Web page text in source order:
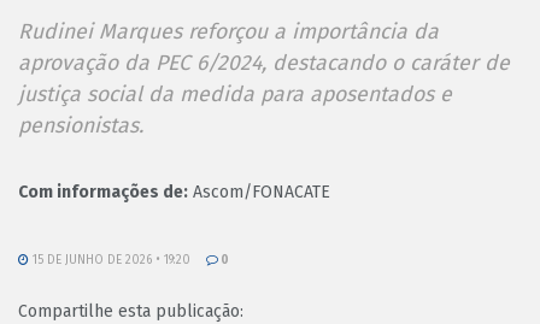
Rudinei Marques reforçou a importância da
aprovação da PEC 6/2024, destacando o caráter de
justiça social da medida para aposentados e
pensionistas.
Com informações de: Ascom/FONACATE
15 DE JUNHO DE 2026 • 19:20 0
Compartilhe esta publicação: